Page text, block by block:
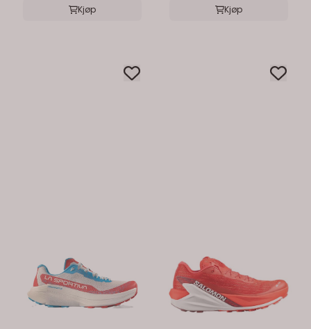
Kjøp
Kjøp